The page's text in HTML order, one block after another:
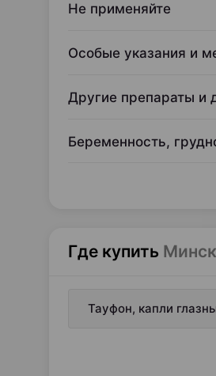
Не применяйте
Особые указания и
Другие препараты и
Беременность,
Где купить Минск
Тауфон, капли